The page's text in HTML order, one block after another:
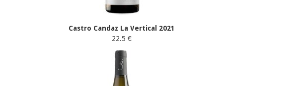
Castro Candaz La Vertical 2021
22.5 €